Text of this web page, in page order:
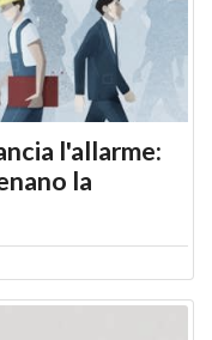
l'allarme:
la